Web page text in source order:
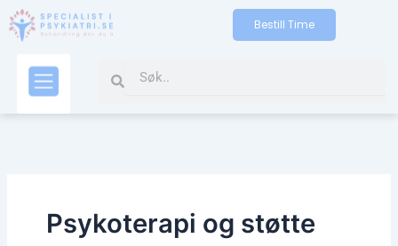
Bestill Time
Search
Psykoterapi og støtte